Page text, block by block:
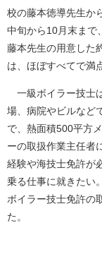
校の藤本徳導先生か
中旬から10月末まで
藤本先生の用意した
は、ほぼすべてで満
一級ボイラー技士
場、病院やビルなど
で、熱面積500平方
ーの取扱作業主任者
経験や海技士免許が
乗る仕事に就きたい
ボイラー技士免許の
た。